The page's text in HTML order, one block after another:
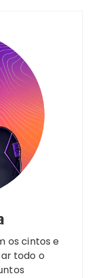
os cintos e
todo o